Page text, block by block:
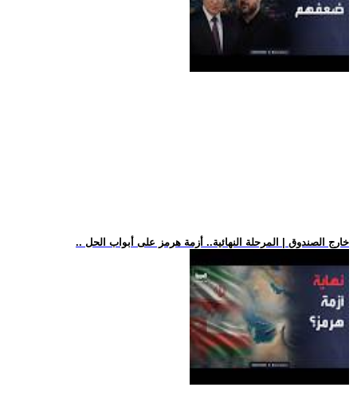
.. خارج الصندوق | المرحلة النهائية.. أزمة هرمز على أبواب الحل